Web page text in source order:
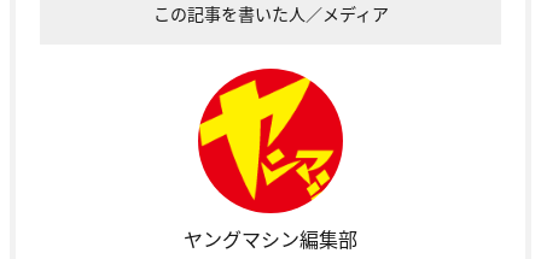
この記事を書いた人／メディア
ヤングマシン編集部